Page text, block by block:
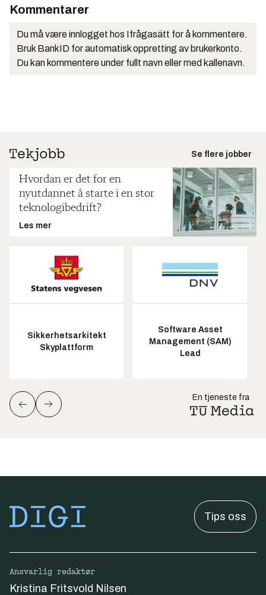
Kommentarer
Du må være innlogget hos Ifrågasätt for å kommentere.
Bruk BankID for automatisk oppretting av brukerkonto.
Du kan kommentere under fullt navn eller med kallenavn.
Se flere jobber
Hvordan er det for en
nyutdannet å starte i en stor
teknologibedrift?
Les mer
Sikkerhetsarkitekt
Skyplattform
Software Asset
Management (SAM)
Lead
En tjeneste fra
Tips oss
Ansvarlig redaktør
Kristina Fritsvold Nilsen